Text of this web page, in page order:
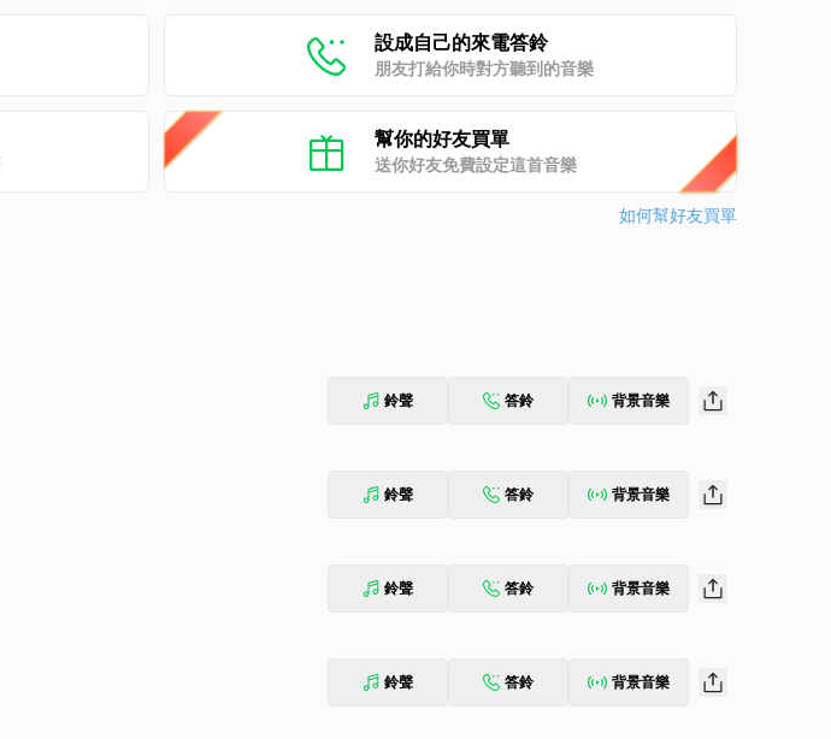
設成自己的來電答鈴
朋友打給你時對方聽到的音樂
幫你的好友買單
送你好友免費設定這首音樂
如何幫好友買單
鈴聲 答鈴 背景音樂
鈴聲 答鈴 背景音樂
鈴聲 答鈴 背景音樂
鈴聲 答鈴 背景音樂